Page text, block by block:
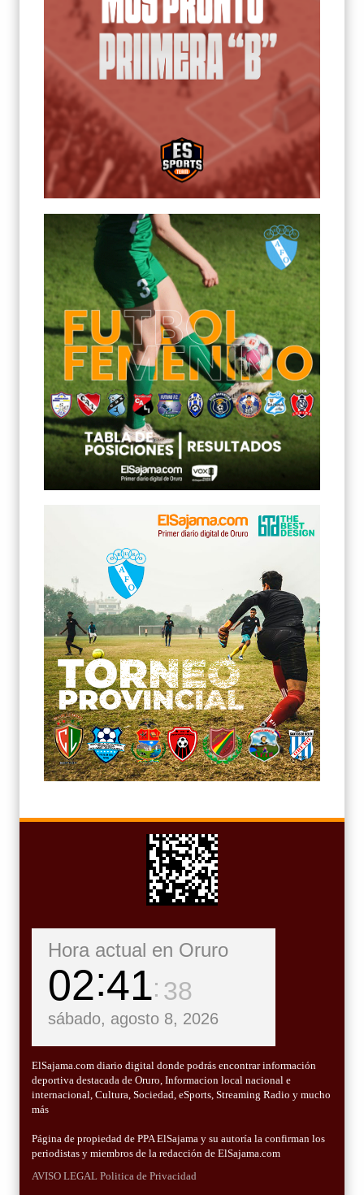
Hora actual en Oruro
02 41 39
sábado, agosto 8, 2026
ElSajama.com diario digital donde podrás encontrar información
deportiva destacada de Oruro, Informacion local nacional e
internacional, Cultura, Sociedad, eSports, Streaming Radio y mucho
más
Página de propiedad de PPA ElSajama y su autoría la confirman los
periodistas y miembros de la redacción de ElSajama.com
AVISO LEGAL Politica de Privacidad